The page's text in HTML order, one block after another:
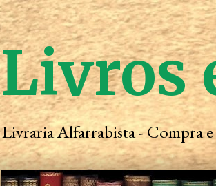
Livros
Livraria Alfarrabista - Compra